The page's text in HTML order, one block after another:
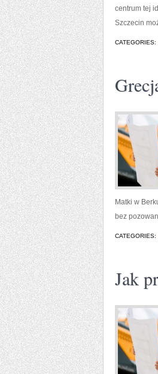
centrum tej
Szczecin
CATEGORIES:
Matki w
bez
CATEGORIES:
Jak